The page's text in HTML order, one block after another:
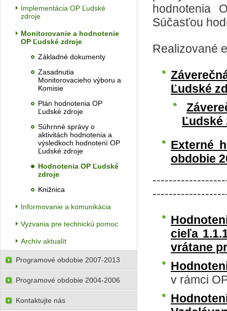
hodnotenia
Súčasťou
Realizované
Ľudské
​
Ľudské
Externé
obdobie
cieľa
vrátane
v rámci
Implementácia OP Ľudské
zdroje
Monitorovanie a hodnotenie
OP Ľudské zdroje
Základné dokumenty
Zasadnutia
Monitorovacieho výboru a
Komisie
Plán hodnotenia OP
Ľudské zdroje
Súhrnné správy o
aktivitách hodnotenia a
výsledkoch hodnotení OP
Ľudské zdroje
Hodnotenia OP Ľudské
zdroje
Knižnica
Informovanie a komunikácia
Vyzvania pre technickú pomoc
Archív aktualít
Programové obdobie 2007-2013
Programové obdobie 2004-2006
Kontaktujte nás